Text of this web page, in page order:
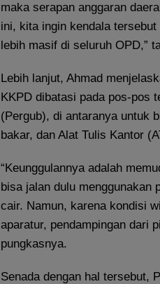
maka serapan anggaran
ini, kita ingin kendala
lebih masif di seluruh OPD,”
​Lebih lanjut, Ahmad
KKPD dibatasi pada pos-pos
(Pergub), di antaranya untuk
bakar, dan Alat Tulis Kantor
​“Keunggulannya adalah
bisa jalan dulu menggunakan
cair. Namun, karena kondisi
aparatur, pendampingan dari
pungkasnya.
​Senada dengan hal tersebut,